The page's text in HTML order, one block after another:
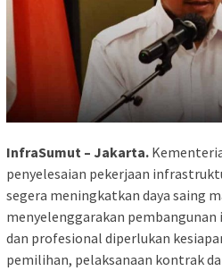
InfraSumut – Jakarta.
penyelesaian pekerjaan
segera meningkatkan daya saing
menyelenggarakan
dan profesional diperlukan
pemilihan, pelaksanaan kontrak